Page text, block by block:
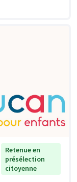
Retenue en
présélection
citoyenne